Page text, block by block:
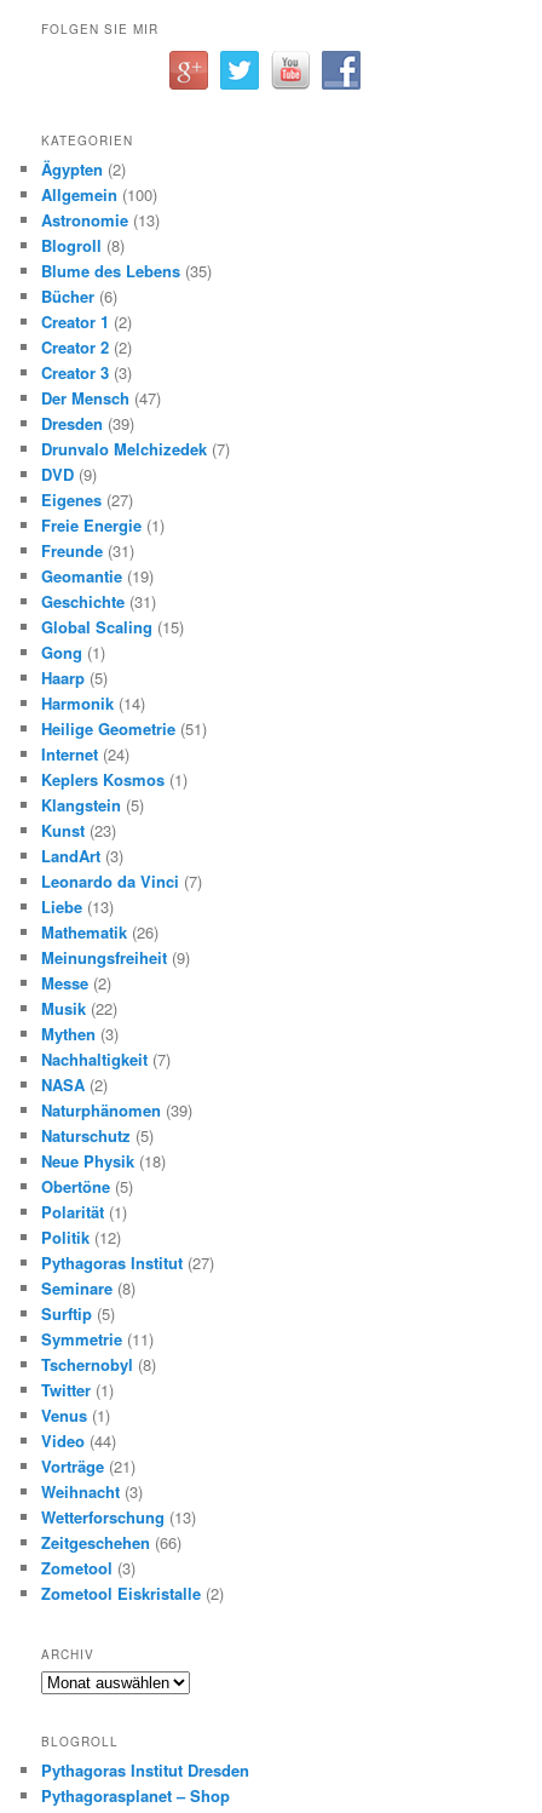
FOLGEN SIE MIR
KATEGORIEN
Ägypten (2)
Allgemein (100)
Astronomie (13)
Blogroll (8)
Blume des Lebens (35)
Bücher (6)
Creator 1 (2)
Creator 2 (2)
Creator 3 (3)
Der Mensch (47)
Dresden (39)
Drunvalo Melchizedek (7)
DVD (9)
Eigenes (27)
Freie Energie (1)
Freunde (31)
Geomantie (19)
Geschichte (31)
Global Scaling (15)
Gong (1)
Haarp (5)
Harmonik (14)
Heilige Geometrie (51)
Internet (24)
Keplers Kosmos (1)
Klangstein (5)
Kunst (23)
LandArt (3)
Leonardo da Vinci (7)
Liebe (13)
Mathematik (26)
Meinungsfreiheit (9)
Messe (2)
Musik (22)
Mythen (3)
Nachhaltigkeit (7)
NASA (2)
Naturphänomen (39)
Naturschutz (5)
Neue Physik (18)
Obertöne (5)
Polarität (1)
Politik (12)
Pythagoras Institut (27)
Seminare (8)
Surftip (5)
Symmetrie (11)
Tschernobyl (8)
Twitter (1)
Venus (1)
Video (44)
Vorträge (21)
Weihnacht (3)
Wetterforschung (13)
Zeitgeschehen (66)
Zometool (3)
Zometool Eiskristalle (2)
ARCHIV
A
h
i
v
BLOGROLL
Pythagoras Institut Dresden
Pythagorasplanet – Shop